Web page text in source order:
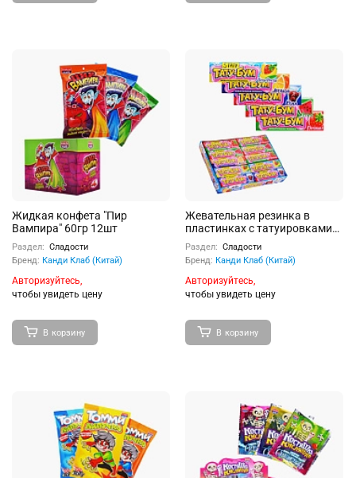
Жидкая конфета "Пир
Вампира" 60гр 12шт
Раздел: Сладости
Бренд: Канди Клаб (Китай)
Авторизуйтесь,
чтобы увидеть цену
В корзину
Жевательная резинка в
пластинках с татуировками
"Тату-бум" ассорти 12,5г 20шт
Раздел: Сладости
Бренд: Канди Клаб (Китай)
Авторизуйтесь,
чтобы увидеть цену
В корзину